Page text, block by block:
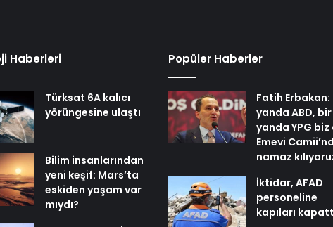
Haberleri
Türksat 6A kalıcı
yörüngesine ulaştı
Bilim insanlarından
yeni keşif: Mars’ta
eskiden yaşam var
mıydı?
Popüler Haberler
Fatih Erbakan:
yanda ABD, bir
yanda YPG biz
Emevi
namaz
İktidar, AFAD
personeline
kapıları